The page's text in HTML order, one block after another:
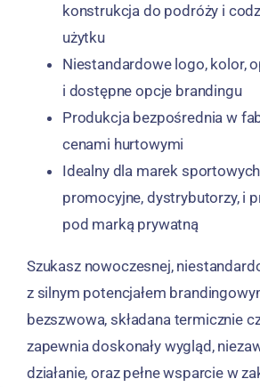
konstrukcja do podróży i
użytku
Niestandardowe logo, kolor,
i dostępne opcje brandingu
Produkcja bezpośrednia w
cenami hurtowymi
Idealny dla marek
promocyjne, dystrybutorzy, i
pod marką prywatną
Szukasz nowoczesnej,
z silnym potencjałem
bezszwowa, składana termicznie
zapewnia doskonały wygląd,
działanie, oraz pełne wsparcie w